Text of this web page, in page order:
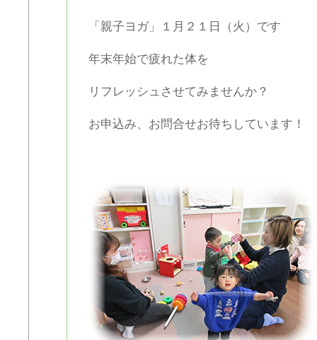
「親子ヨガ」１月２１日（火）です
年末年始で疲れた体を
リフレッシュさせてみませんか？
お申込み、お問合せお待ちしています！